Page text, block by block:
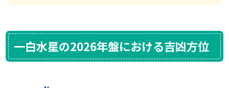
一白水星の2026年盤における吉凶方位